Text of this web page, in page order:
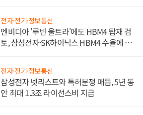
전자·전기·정보통신
엔비디아 '루빈 울트라'에도 HBM4 탑재 검
토, 삼성전자·SK하이닉스 HBM4 수율에 주
전자·전기·정보통신
삼성전자 넷리스트와 특허분쟁 매듭, 5년 동
안 최대 1.3조 라이선스비 지급